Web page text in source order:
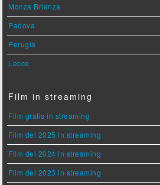
Monza Brianza
Padova
Perugia
Lecce
Film in streaming
Film gratis in streaming
Film del 2025 in streaming
Film del 2024 in streaming
Film del 2023 in streaming